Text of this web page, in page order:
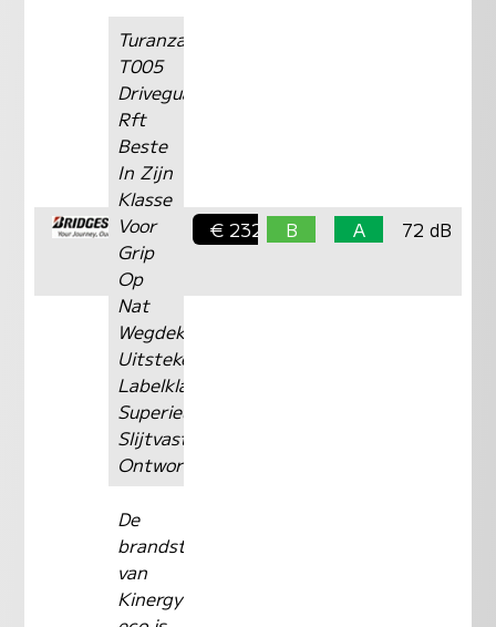
Turanza
T005
Driveguard
Rft
Beste
In Zijn
Klasse
Voor
Grip
Op
Nat
Wegdek
Uitstekende
Labelklasse
Superieure
Slijtvastheid
Ontwor
€ 232,- B A 72 dB
De
brandstofbesparingstechnologie
van
Kinergy